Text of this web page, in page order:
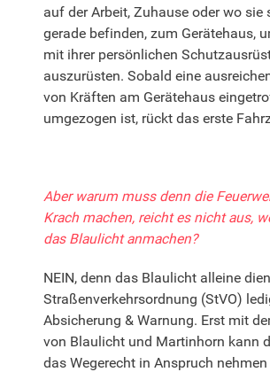
auf der Arbeit, Zuhause oder wo sie
gerade befinden, zum Gerätehaus,
mit ihrer persönlichen
auszurüsten. Sobald eine
von Kräften am Gerätehaus
umgezogen ist, rückt das erste
Aber warum muss denn die
Krach machen, reicht es nicht aus,
das Blaulicht anmachen?
NEIN, denn das Blaulicht alleine
Straßenverkehrsordnung (StVO)
Absicherung & Warnung. Erst mit
von Blaulicht und Martinhorn kann
das Wegerecht in Anspruch